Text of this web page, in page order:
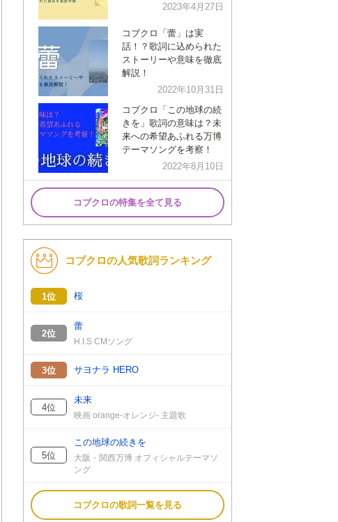
2023年4月27日
コブクロ「蕾」は実
話！？歌詞に込められた
ストーリーや意味を徹底
解説！
2022年10月31日
コブクロ「この地球の続
きを」歌詞の意味は？未
来への希望あふれる万博
テーマソングを考察！
2022年8月10日
コブクロの特集を全て見る
コブクロの人気歌詞ランキング
1位 桜
2位
蕾
H.I.S CMソング
3位 サヨナラ HERO
4位
未来
映画 orange-オレンジ- 主題歌
5位
この地球の続きを
大阪・関西万博 オフィシャルテーマソ
ング
コブクロの歌詞一覧を見る